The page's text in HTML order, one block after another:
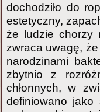
dochodziło do
estetyczny,
że ludzie chorzy
zwraca uwagę,
narodzinami
zbytnio z
chłonnych, w
definiowano jako